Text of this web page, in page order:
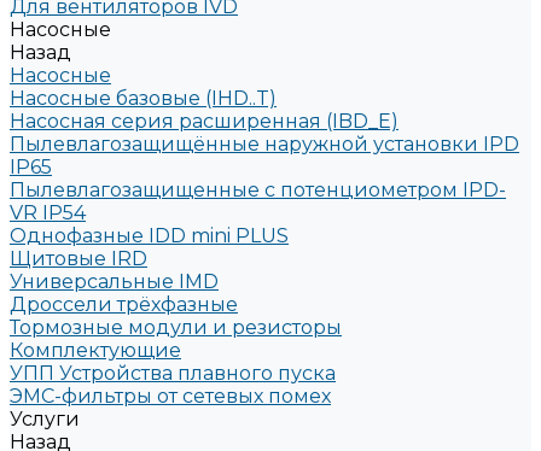
Для вентиляторов IVD
Насосные
Назад
Насосные
Насосные базовые (IHD..T)
Насосная серия расширенная (IBD_E)
Пылевлагозащищённые наружной установки IPD
IP65
Пылевлагозащищенные с потенциометром IPD-
VR IP54
Однофазные IDD mini PLUS
Щитовые IRD
Универсальные IMD
Дроссели трёхфазные
Тормозные модули и резисторы
Комплектующие
УПП Устройства плавного пуска
ЭМС-фильтры от сетевых помех
Услуги
Назад